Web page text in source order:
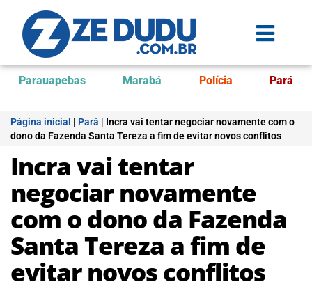
Parauapebas Marabá Polícia Pará
Página inicial | Pará | Incra vai tentar negociar novamente com o
dono da Fazenda Santa Tereza a fim de evitar novos conflitos
Incra vai tentar
negociar novamente
com o dono da Fazenda
Santa Tereza a fim de
evitar novos conflitos